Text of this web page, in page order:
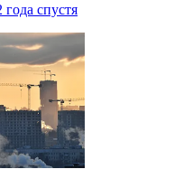
года спустя